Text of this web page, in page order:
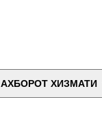
АХБОРОТ ХИЗМАТИ